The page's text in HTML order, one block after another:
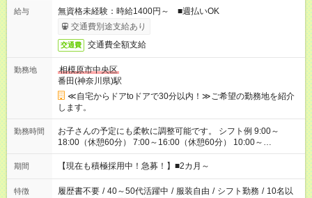
給与
無資格未経験：時給1400円～ ■週払いOK
交通費別途支給あり
交通費 交通費全額支給
勤務地
相模原市中央区
番田(神奈川県)駅
≪自宅からドアtoドアで30分以内！≫ご希望の勤務地を紹介
します。
勤務時間
お子さんの予定にも柔軟に調整可能です。 シフト例 9:00～
18:00（休憩60分） 7:00～16:00（休憩60分） 10:00～
19:00（休憩60分） ※Wワーク希望の方へ 今ご覧のお仕事で希
望する勤務時間と、もう1つのお仕事の勤務時間の合計が 週40
期間 【現在も積極採用中！急募！】■2カ月～
特徴 履歴書不要 / 40～50代活躍中 / 服装自由 / シフト勤務 / 10名以